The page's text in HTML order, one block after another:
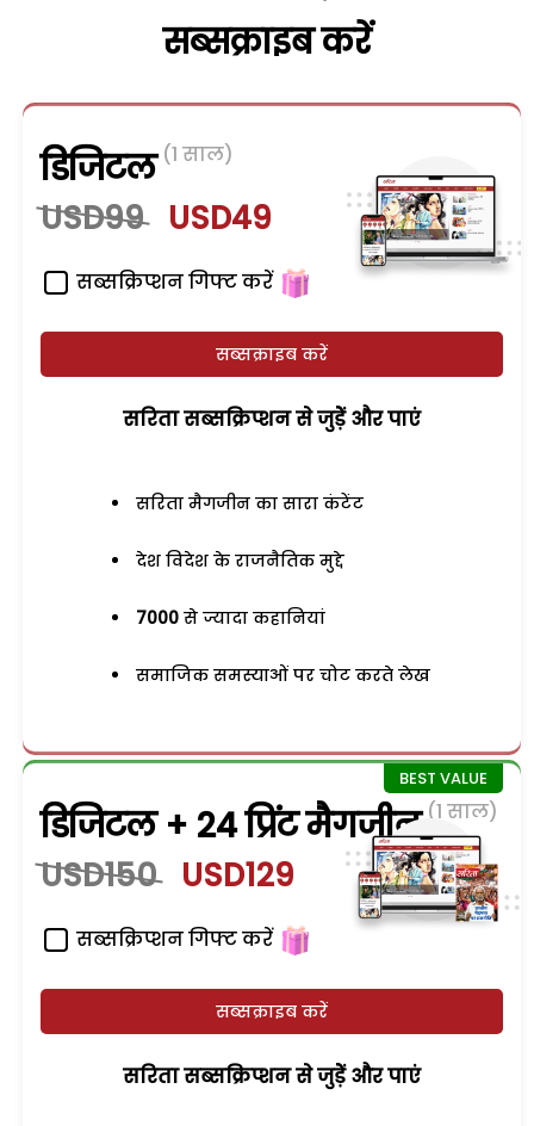
सब्सक्राइब करें
डिजिटल (1 साल)
USD99 USD49
सब्सक्रिप्शन गिफ्ट करें
सब्सक्राइब करें
सरिता सब्सक्रिप्शन से जुड़ेें और पाएं
सरिता मैगजीन का सारा कंटेंट
देश विदेश के राजनैतिक मुद्दे
7000 से ज्यादा कहानियां
समाजिक समस्याओं पर चोट करते लेख
डिजिटल + 24 प्रिंट मैगजीन (1 साल)
USD150 USD129
सब्सक्रिप्शन गिफ्ट करें
सब्सक्राइब करें
सरिता सब्सक्रिप्शन से जुड़ेें और पाएं